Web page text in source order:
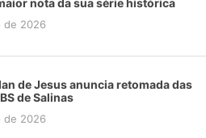
nota da sua série histórica
de 2026
de Jesus anuncia retomada das
de Salinas
de 2026